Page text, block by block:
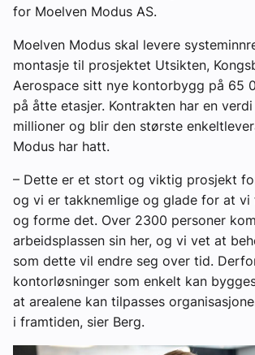
for Moelven Modus AS.
Moelven Modus skal levere
montasje til prosjektet Utsikten,
Aerospace sitt nye kontorbygg på 65
på åtte etasjer. Kontrakten har en
millioner og blir den største
Modus har hatt.
– Dette er et stort og viktig prosjekt
og vi er takknemlige og glade for at
og forme det. Over 2300 personer
arbeidsplassen sin her, og vi vet at
som dette vil endre seg over tid.
kontorløsninger som enkelt kan
at arealene kan tilpasses
i framtiden, sier Berg.